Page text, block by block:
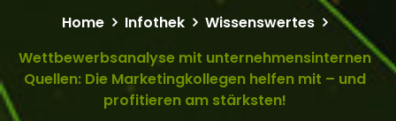
Home Infothek
Wissenswertes
Wettbewerbsanalyse mit unternehmensinternen
Quellen: Die Marketingkollegen helfen mit – und
profitieren am stärksten!